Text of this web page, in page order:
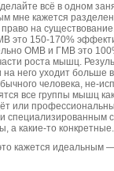
всё в одном
мне кажется
на
это 150-170%
ОМВ и ГМВ это
роста мышц.
на него уходит больше
человека, не-
все группы мышц
или
специализированным
а какие-то конкретные.
кажется идеальным